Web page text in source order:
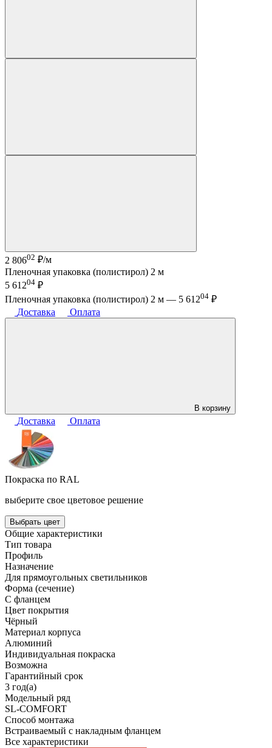
2 80602 ₽/м
Пленочная упаковка (полистирол) 2 м
5 61204 ₽
Пленочная упаковка (полистирол) 2 м — 5 61204 ₽
Доставка
Оплата
В корзину
Доставка Оплата
Покраска по RAL
выберите свое цветовое решение
Выбрать цвет
Общие характеристики
Тип товара
Профиль
Назначение
Для прямоугольных светильников
Форма (сечение)
С фланцем
Цвет покрытия
Чёрный
Материал корпуса
Алюминий
Индивидуальная покраска
Возможна
Гарантийный срок
3 год(а)
Модельный ряд
SL-COMFORT
Способ монтажа
Встраиваемый с накладным фланцем
Все характеристики